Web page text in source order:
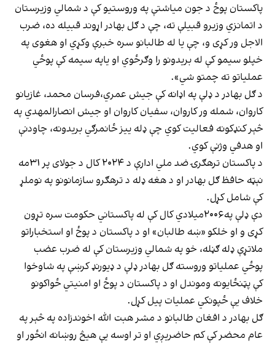
پاکستان پوځ د جون میاشتې په وروستیو کې د شمالي وزیرستان
د اتمانزي وزیرو قبیلې ته، چې د ګل بهادر اړوند قبیله ده، ضرب
الاجل ور کړی و، چې یا له طالبانو سره خبرې وکړي او هغوی په
خپلو سیمو کې له بریدونو را وګرځوي او یاپه سیمه کې پوځي
عملیاتو ته چمتو شي».
د ګل بهادر د ډلې په اډانه کې جیش عمري،فرسان محمد، غازیانو
کاروان، شمله ور کاروان، سفیان کاروان او جیش انصارالمهدي په
څېر کنډکونه فعالیت کوي چې ډله ییز ځانمرګي بریدونه، چاودنې
او هدفي وژنې کوي.
د پاکستان ترهګرۍ ضد ملي ادارې د ۲۰۲۴ کال د جولای پر ۳۱مه
نېټه حافظ ګل بهادر او د هغه ډله د ترهګرو سازمانونو په نوملړ
کې شامل کړل.
دې ډلې په۲۰۰۶میلادي کال کې له پاکستاني حکومت سره تړون
کړی و او خلکو «ښه طالبان» او د پاکستان د پوځ او استخباراتو
ملاتړې ډله ګڼله، خو په شمالي وزیرستان کې له ضرب عضب
پوځي عملیاتو وروسته ګل بهادر ډلې د ډیورنډ کرښې په شاوخوا
کې پټنځایونه وموندل او د پاکستان د پوځ او امنیتي ځواکونو
خلاف یې ځپونکي عملیات پیل کړل.
ګل بهادر د افغان طالبانو د مشر هبت الله اخوندزاده په څېر په
عام محضر کې کم حاضریږي او تر اوسه یې هیڅ روښانه انځور او